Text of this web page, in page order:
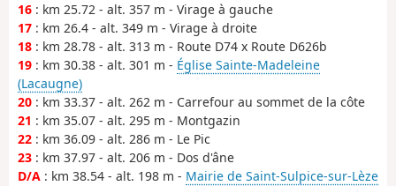
16 : km 25.72 - alt. 357 m - Virage à gauche
17 : km 26.4 - alt. 349 m - Virage à droite
18 : km 28.78 - alt. 313 m - Route D74 x Route D626b
19 : km 30.38 - alt. 301 m - Église Sainte-Madeleine
(Lacaugne)
20 : km 33.37 - alt. 262 m - Carrefour au sommet de la côte
21 : km 35.07 - alt. 295 m - Montgazin
22 : km 36.09 - alt. 286 m - Le Pic
23 : km 37.97 - alt. 206 m - Dos d'âne
D/A : km 38.54 - alt. 198 m - Mairie de Saint-Sulpice-sur-Lèze